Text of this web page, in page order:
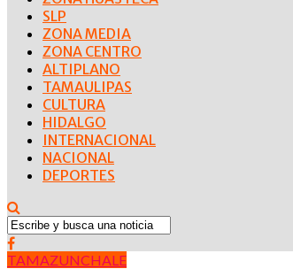
SLP
ZONA MEDIA
ZONA CENTRO
ALTIPLANO
TAMAULIPAS
CULTURA
HIDALGO
INTERNACIONAL
NACIONAL
DEPORTES
TAMAZUNCHALE